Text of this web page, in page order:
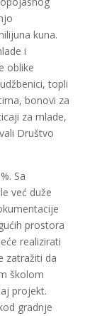
kuna.
i
oblike
topli
bonovi za
za mlade,
Društvo
Sa
već duže
prostora
realizirati
zatražiti da
školom
projekt.
gradnje